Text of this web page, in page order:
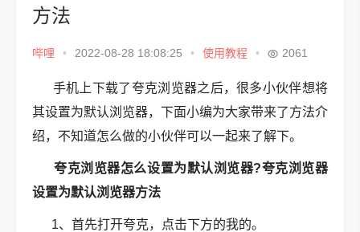
方法
哔哩 • 2022-08-28 18:08:25 • 使用教程 • 2061
手机上下载了夸克浏览器之后，很多小伙伴想将
其设置为默认浏览器，下面小编为大家带来了方法介
绍，不知道怎么做的小伙伴可以一起来了解下。
夸克浏览器怎么设置为默认浏览器?夸克浏览器
设置为默认浏览器方法
1、首先打开夸克，点击下方的我的。